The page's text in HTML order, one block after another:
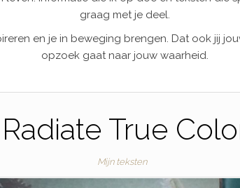
graag met je deel.
en je in beweging brengen. Dat ook jij
opzoek gaat naar jouw waarheid.
Radiate True
Mijn teksten